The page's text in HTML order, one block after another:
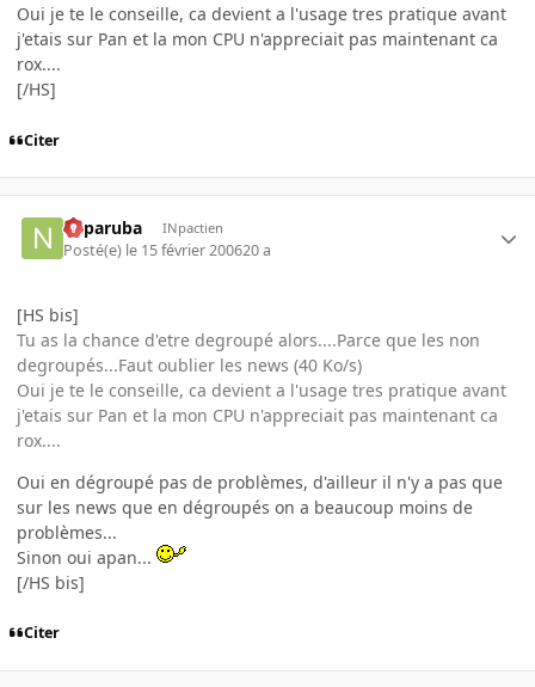
Oui je te le conseille, ca devient a l'usage tres pratique avant
j'etais sur Pan et la mon CPU n'appreciait pas maintenant ca
rox....
[/HS]
Citer
naparuba INpactien
Posté(e) le 15 février 200620 a
[HS bis]
Tu as la chance d'etre degroupé alors....Parce que les non
degroupés...Faut oublier les news (40 Ko/s)
Oui je te le conseille, ca devient a l'usage tres pratique avant
j'etais sur Pan et la mon CPU n'appreciait pas maintenant ca
rox....
Oui en dégroupé pas de problèmes, d'ailleur il n'y a pas que
sur les news que en dégroupés on a beaucoup moins de
problèmes...
Sinon oui apan...
[/HS bis]
Citer